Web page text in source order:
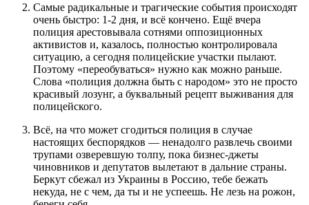
Самые радикальные и трагические события происходят
очень быстро: 1-2 дня, и всё кончено. Ещё вчера
полиция арестовывала сотнями оппозиционных
активистов и, казалось, полностью контролировала
ситуацию, а сегодня полицейские участки пылают.
Поэтому «переобуваться» нужно как можно раньше.
Слова «полиция должна быть с народом» это не просто
красивый лозунг, а буквальный рецепт выживания для
полицейского.
Всё, на что может сгодиться полиция в случае
настоящих беспорядков — ненадолго развлечь своими
трупами озверевшую толпу, пока бизнес-джеты
чиновников и депутатов вылетают в дальние страны.
Беркут сбежал из Украины в Россию, тебе бежать
некуда, не с чем, да ты и не успеешь. Не лезь на рожон,